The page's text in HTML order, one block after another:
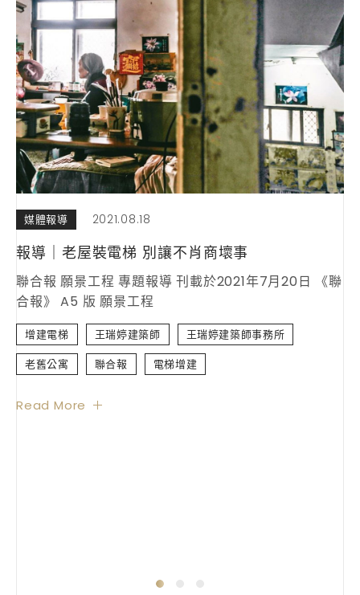
媒體報導 2021.08.18
報導｜老屋裝電梯 別讓不肖商壞事
聯合報 願景工程 專題報導 刊載於2021年7月20日 《聯
合報》 A5 版 願景工程
增建電梯 王瑞婷建築師
王瑞婷建築師事務所
老舊公寓
聯合報 電梯增建